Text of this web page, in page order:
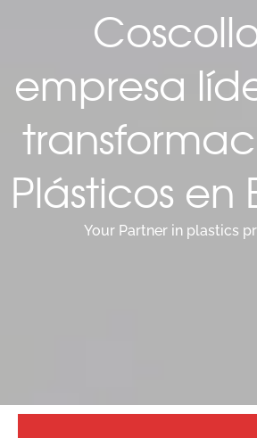
empresa
Plásticos en
Your Partner in plastics